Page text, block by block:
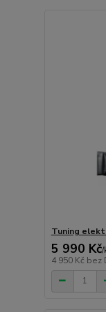
Tuning
5 990 Kč/
4 950 Kč bez